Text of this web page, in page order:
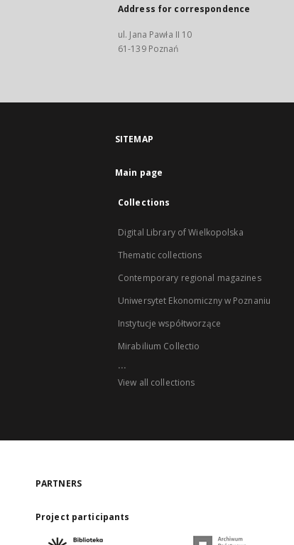
Address for correspondence
ul. Jana Pawła II 10
61-139 Poznań
SITEMAP
Main page
Collections
Digital Library of Wielkopolska
Thematic collections
Contemporary regional magazines
Uniwersytet Ekonomiczny w Poznaniu
Instytucje współtworzące
Mirabilium Collectio
...
View all collections
PARTNERS
Project participants